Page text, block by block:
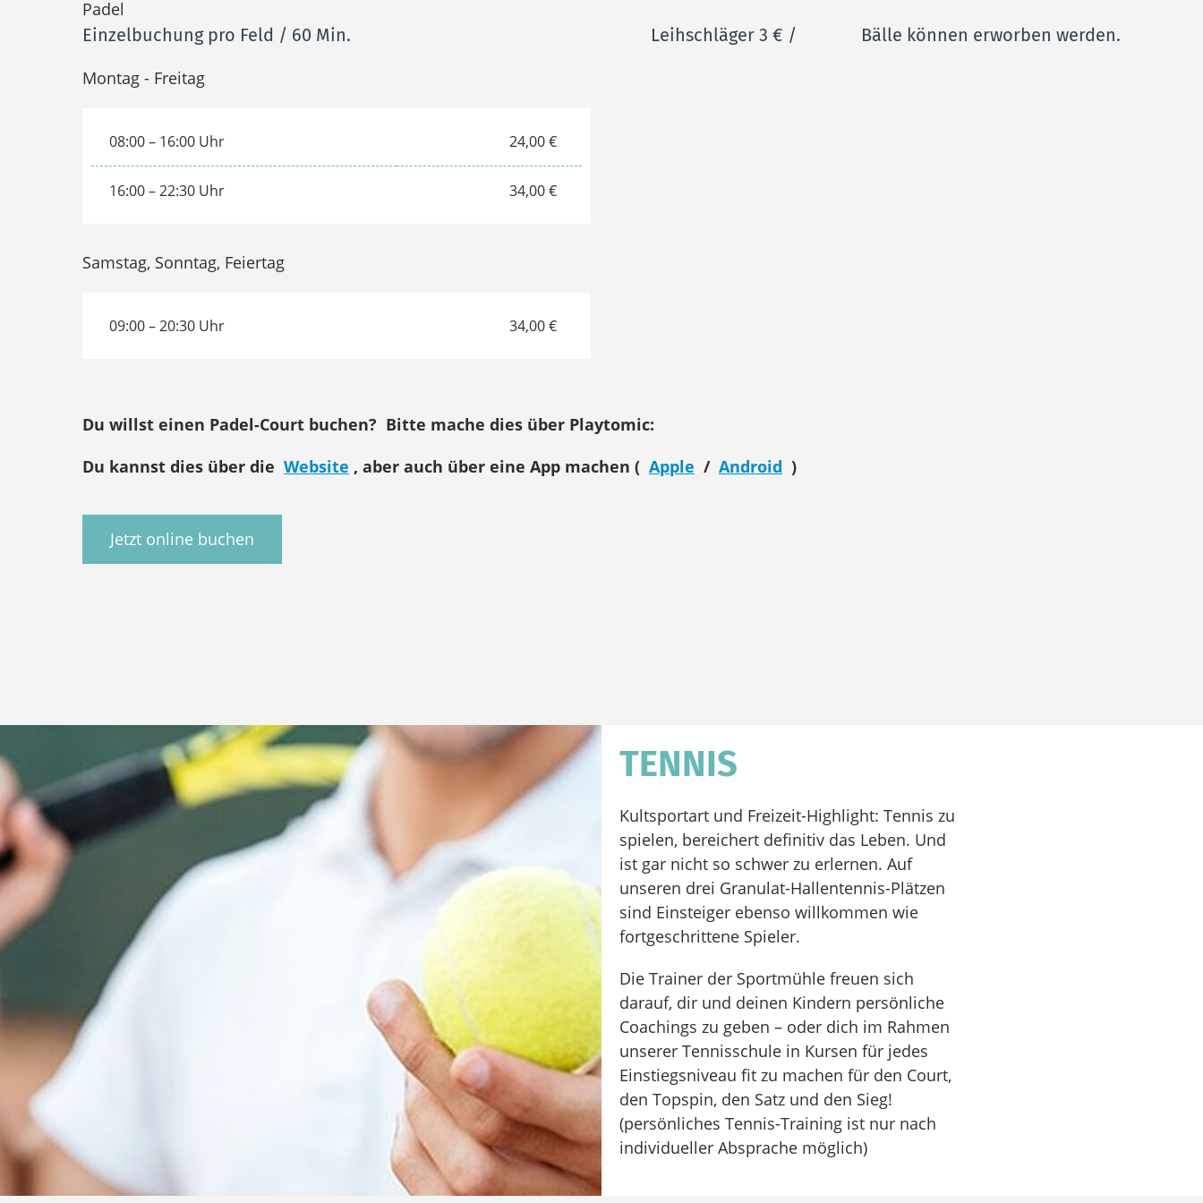
Padel
Einzelbuchung pro Feld / 60 Min.
Montag - Freitag
08:00 – 16:00 Uhr 24,00 €
16:00 – 22:30 Uhr 34,00 €
Samstag, Sonntag, Feiertag
09:00 – 20:30 Uhr 34,00 €
Leihschläger 3 € / Bälle können erworben werden.
Du willst einen Padel-Court buchen? Bitte mache dies über Playtomic:
Du kannst dies über die Website , aber auch über eine App machen ( Apple / Android )
Jetzt online buchen
TENNIS
Kultsportart und Freizeit-Highlight: Tennis zu
spielen, bereichert definitiv das Leben. Und
ist gar nicht so schwer zu erlernen. Auf
unseren drei Granulat-Hallentennis-Plätzen
sind Einsteiger ebenso willkommen wie
fortgeschrittene Spieler.
Die Trainer der Sportmühle freuen sich
darauf, dir und deinen Kindern persönliche
Coachings zu geben – oder dich im Rahmen
unserer Tennisschule in Kursen für jedes
Einstiegsniveau fit zu machen für den Court,
den Topspin, den Satz und den Sieg!
(persönliches Tennis-Training ist nur nach
individueller Absprache möglich)